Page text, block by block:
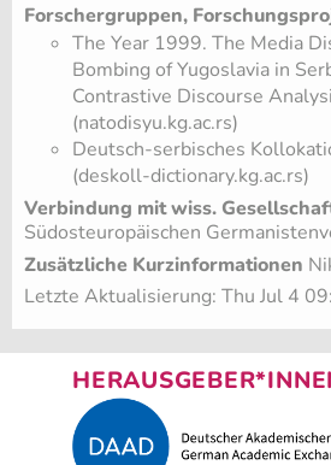
Forschergruppen,
The Year 1999. The Media
Bombing of Yugoslavia in
Contrastive Discourse
(natodisyu.kg.ac.rs)
Deutsch-serbisches
(deskoll-dictionary.kg.ac.rs)
Verbindung mit wiss.
Südosteuropäischen
Zusätzliche Kurzinformationen
Letzte Aktualisierung: Thu Jul 4